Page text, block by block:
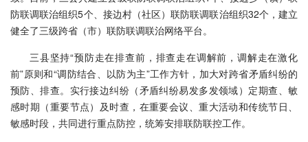
防联调联治组织5个、接边村（社区）联防联调联治组织32个，建立
健全了三级跨省（市）联防联调联治网络平台。
三县坚持“预防走在排查前，排查走在调解前，调解走在激化
前”原则和“调防结合、以防为主”工作方针，加大对跨省矛盾纠纷的
预防、排查。实行接边纠纷（矛盾纠纷易发多发领域）定期查、敏
感时期（重要节点）及时查，在重要会议、重大活动和传统节日、
敏感时段，共同进行重点防控，统筹安排联防联控工作。